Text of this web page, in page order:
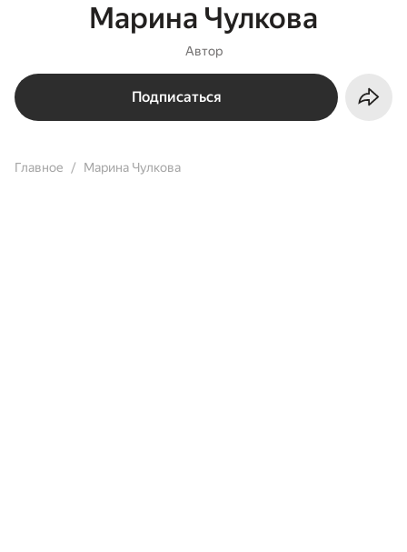
Марина Чулкова
Автор
Подписаться
Главное Марина Чулкова